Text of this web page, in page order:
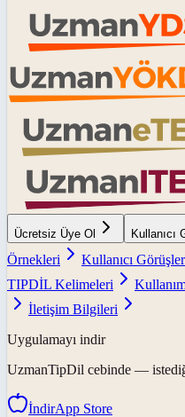
Ücretsiz Üye Ol Kullanıcı
Örnekleri
Kullanıcı
TIPDİL Kelimeleri
İletişim Bilgileri
Uygulamayı indir
UzmanTipDil cebinde —
İndirApp Store